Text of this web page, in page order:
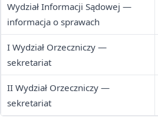
Wydział Informacji Sądowej —
informacja o sprawach
I Wydział Orzeczniczy —
sekretariat
II Wydział Orzeczniczy —
sekretariat